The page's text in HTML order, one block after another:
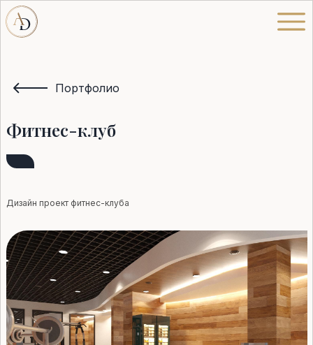
Портфолио
Фитнес-клуб
Дизайн проект фитнес-клуба